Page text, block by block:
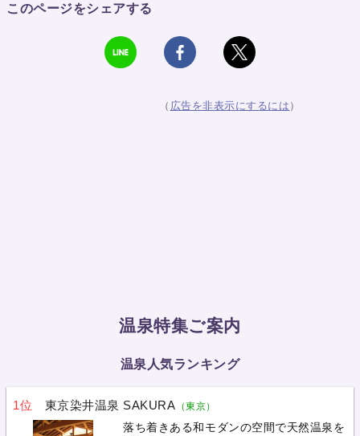
このページをシェアする
（ 広告を非表示にするには ）
温泉特集ご案内
温泉人気ランキング
1位 東京染井温泉 SAKURA （東京）
落ち着きある和モダンの空間で天然温泉を